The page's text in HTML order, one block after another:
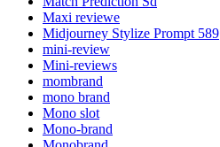
Maxi reviewe
Midjourney Stylize Prompt 589
mini-review
Mini-reviews
mombrand
mono brand
Mono slot
Mono-brand